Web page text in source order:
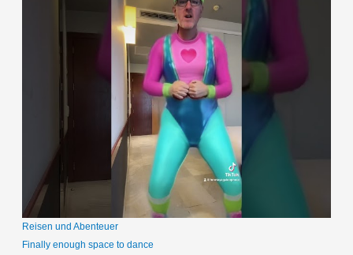
Reisen und Abenteuer
Finally enough space to dance